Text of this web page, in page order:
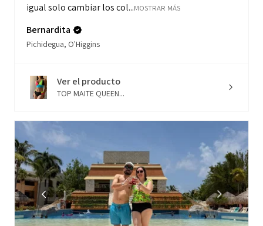
igual solo cambiar los col...MOSTRAR MÁS
Bernardita
Pichidegua, O'Higgins
Ver el producto
TOP MAITE QUEEN...